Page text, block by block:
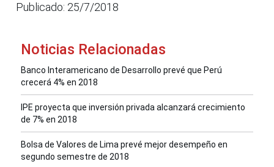
Publicado: 25/7/2018
Noticias Relacionadas
Banco Interamericano de Desarrollo prevé que Perú
crecerá 4% en 2018
IPE proyecta que inversión privada alcanzará crecimiento
de 7% en 2018
Bolsa de Valores de Lima prevé mejor desempeño en
segundo semestre de 2018